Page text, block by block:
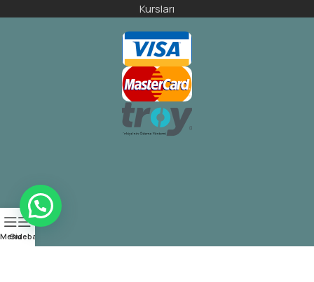
Kursları
MenuSidebar